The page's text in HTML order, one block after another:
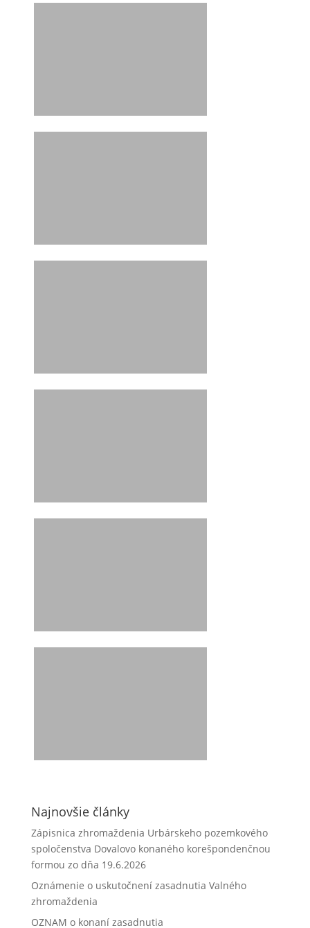
Najnovšie články
Zápisnica zhromaždenia Urbárskeho pozemkového
spoločenstva Dovalovo konaného korešpondenčnou
formou zo dňa 19.6.2026
Oznámenie o uskutočnení zasadnutia Valného
zhromaždenia
OZNAM o konaní zasadnutia